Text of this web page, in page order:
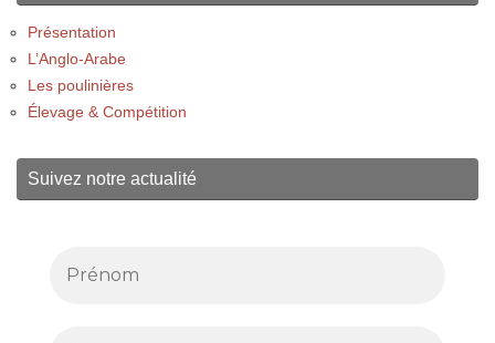
Présentation
L’Anglo-Arabe
Les poulinières
Élevage & Compétition
Suivez notre actualité